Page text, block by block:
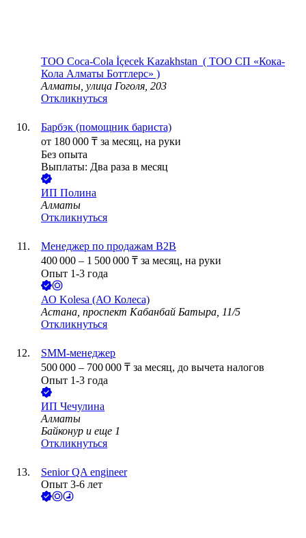
ТОО Coca-Cola İçecek Kazakhstan ( ТОО СП «Кока-
Кола Алматы Боттлерс» )
Алматы, улица Гоголя, 203
Откликнуться
Барбэк (помощник бариста)
от 180 000 ₸ за месяц, на руки
Без опыта
Выплаты: Два раза в месяц
ИП Полина
Алматы
Откликнуться
Менеджер по продажам B2B
400 000 – 1 500 000 ₸ за месяц, на руки
Опыт 1-3 года
АО Kolesa (АО Колеса)
Астана, проспект Кабанбай Батыра, 11/5
Откликнуться
SMM-менеджер
500 000 – 700 000 ₸ за месяц, до вычета налогов
Опыт 1-3 года
ИП Чечулина
Алматы
Байконур и еще 1
Откликнуться
Senior QA engineer
Опыт 3-6 лет